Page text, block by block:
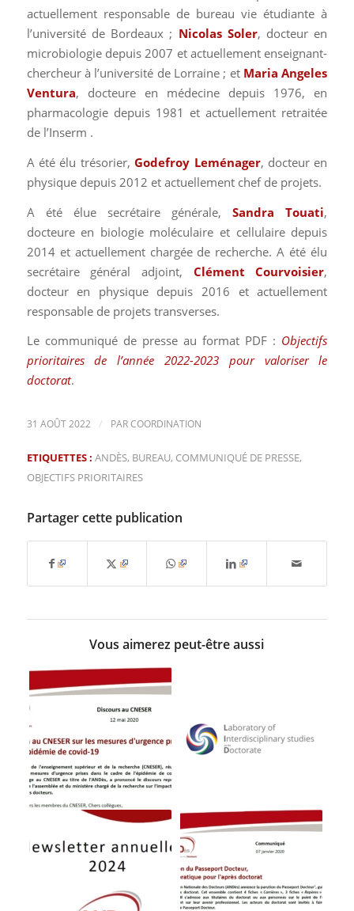
actuellement responsable de bureau vie étudiante à
l’université de Bordeaux ; Nicolas Soler, docteur en
microbiologie depuis 2007 et actuellement enseignant-
chercheur à l’université de Lorraine ; et Maria Angeles
Ventura, docteure en médecine depuis 1976, en
pharmacologie depuis 1981 et actuellement retraitée
de l’Inserm .
A été élu trésorier,Godefroy Leménager, docteur en
physique depuis 2012 et actuellement chef de projets.
A été élue secrétaire générale,Sandra Touati,
docteure en biologie moléculaire et cellulaire depuis
2014 et actuellement chargée de recherche. A été élu
secrétaire général adjoint, Clément Courvoisier,
docteur en physique depuis 2016 et actuellement
responsable de projets transverses.
Le communiqué de presse au format PDF : Objectifs
prioritaires de l’année 2022-2023 pour valoriser le
doctorat.
31 AOÛT 2022 / PARCOORDINATION
ETIQUETTES : ANDÈS, BUREAU, COMMUNIQUÉ DE PRESSE,
OBJECTIFS PRIORITAIRES
Partager cette publication
Vous aimerez peut-être aussi